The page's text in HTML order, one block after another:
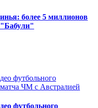
более 5 миллионов
футбольного